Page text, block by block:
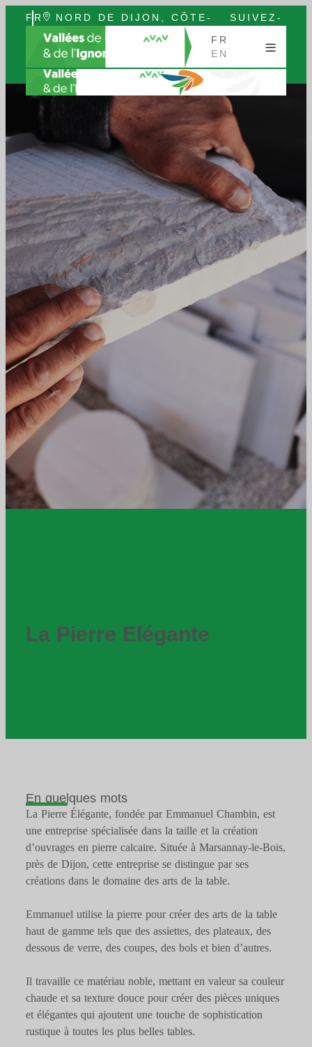
FR
EN
NORD DE DIJON, CÔTE-
D’OR, BOURGOGNE
SUIVEZ-
FR
EN
La Pierre Elégante
En quelques mots
La Pierre Élégante, fondée par Emmanuel Chambin, est
une entreprise spécialisée dans la taille et la création
d’ouvrages en pierre calcaire. Située à Marsannay-le-Bois,
près de Dijon, cette entreprise se distingue par ses
créations dans le domaine des arts de la table.
Emmanuel utilise la pierre pour créer des arts de la table
haut de gamme tels que des assiettes, des plateaux, des
dessous de verre, des coupes, des bols et bien d’autres.
Il travaille ce matériau noble, mettant en valeur sa couleur
chaude et sa texture douce pour créer des pièces uniques
et élégantes qui ajoutent une touche de sophistication
rustique à toutes les plus belles tables.